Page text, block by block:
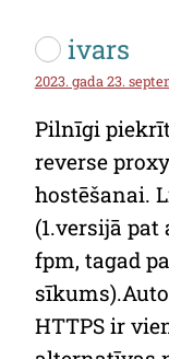
ivars
2023. gada 23.
Pilnīgi
reverse
hostēšanai.
(1.versijā
fpm, tagad
HTTPS ir